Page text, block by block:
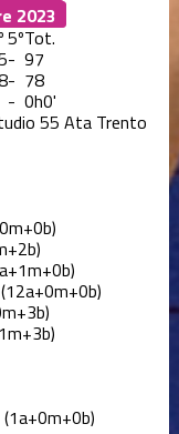
2023
5ºTot.
- 97
- 78
- 0h0'
(12a+0m+0b)
(1a+0m+0b)